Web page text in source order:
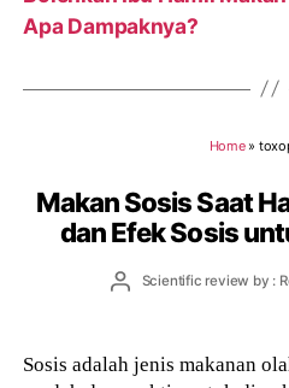
Apa Dampaknya?
Home»
Makan Sosis Saat
dan Efek Sosis
PostScientific review by :
Sosis adalah jenis makanan